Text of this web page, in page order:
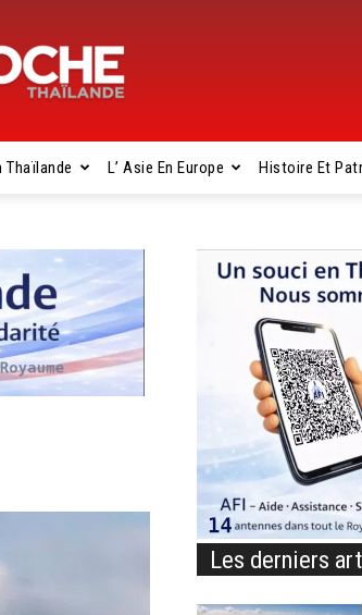
Thaïlande L’ Asie En Europe Histoire Et
Les derniers